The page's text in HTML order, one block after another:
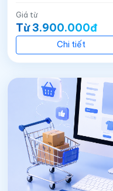
Giá từ
Từ 3.900.000đ
Chi tiết